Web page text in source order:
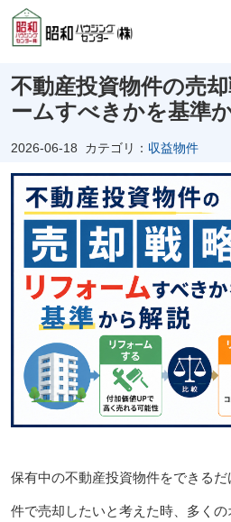
不動産投資物件の売
ームすべきかを基準
2026-06-18 カテゴリ： 収益物件
保有中の不動産投資物件をできる
件で売却したいと考えた時、多く